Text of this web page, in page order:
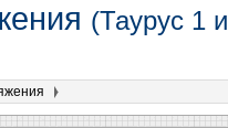
(Таурус 1 и